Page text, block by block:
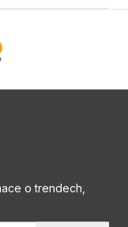
o trendech,